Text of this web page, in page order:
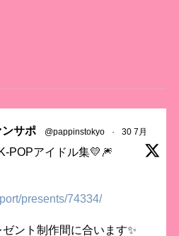
サポ @pappinstokyo · 30 7月
POPアイドル集💛🎆
presents/74334/
ント制作間に合います✨